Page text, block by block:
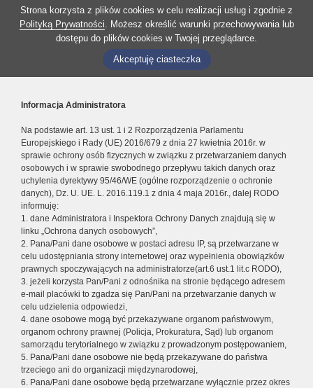
Strona korzysta z plików cookies w celu realizacji usług i zgodnie z
Polityką Prywatności. Możesz określić warunki przechowywania lub
dostępu do plików cookies w Twojej przeglądarce.
Akceptuję ciasteczka
Informacja Administratora
Na podstawie art. 13 ust. 1 i 2 Rozporządzenia Parlamentu
Europejskiego i Rady (UE) 2016/679 z dnia 27 kwietnia 2016r. w
sprawie ochrony osób fizycznych w związku z przetwarzaniem danych
osobowych i w sprawie swobodnego przepływu takich danych oraz
uchylenia dyrektywy 95/46/WE (ogólne rozporządzenie o ochronie
danych), Dz. U. UE. L. 2016.119.1 z dnia 4 maja 2016r., dalej RODO
informuję:
1. dane Administratora i Inspektora Ochrony Danych znajdują się w
linku „Ochrona danych osobowych”,
2. Pana/Pani dane osobowe w postaci adresu IP, są przetwarzane w
celu udostępniania strony internetowej oraz wypełnienia obowiązków
prawnych spoczywających na administratorze(art.6 ust.1 lit.c RODO),
3. jeżeli korzysta Pan/Pani z odnośnika na stronie będącego adresem
e-mail placówki to zgadza się Pan/Pani na przetwarzanie danych w
celu udzielenia odpowiedzi,
4. dane osobowe mogą być przekazywane organom państwowym,
organom ochrony prawnej (Policja, Prokuratura, Sąd) lub organom
samorządu terytorialnego w związku z prowadzonym postępowaniem,
5. Pana/Pani dane osobowe nie będą przekazywane do państwa
trzeciego ani do organizacji międzynarodowej,
6. Pana/Pani dane osobowe będą przetwarzane wyłącznie przez okres